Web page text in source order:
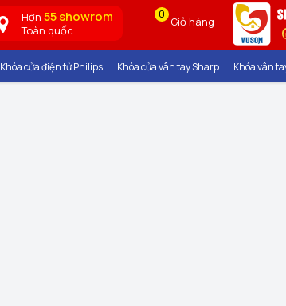
Hơn 55 showrom
Toàn quốc
0
Giỏ hàng
Khóa cửa điện tử Philips Khóa cửa vân tay Sharp Khóa vân